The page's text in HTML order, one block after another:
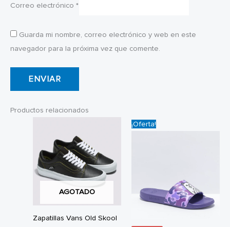
Correo electrónico *
Guarda mi nombre, correo electrónico y web en este
navegador para la próxima vez que comente.
Productos relacionados
AGOTADO
Zapatillas Vans Old Skool
¡Oferta!